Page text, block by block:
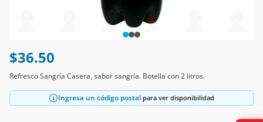
$36.50
Refresco Sangría Casera, sabor sangría. Botella con 2 litros.
Ingresa un código postal para ver disponibilidad